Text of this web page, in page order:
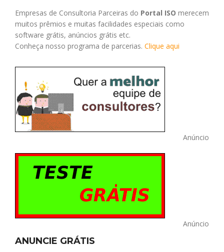
Empresas de Consultoria Parceiras do Portal ISO merecem
muitos prêmios e muitas facilidades especiais como
software grátis, anúncios grátis etc.
Conheça nosso programa de parcerias. Clique aqui
Anúncio
Anúncio
ANUNCIE GRÁTIS